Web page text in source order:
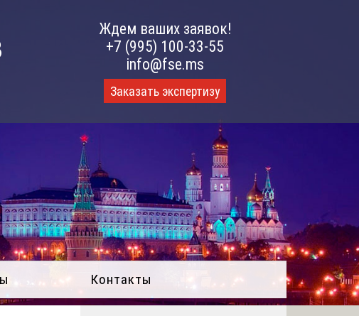
Ждем ваших заявок!
+7 (995) 100-33-55
info@fse.ms
Заказать экспертизу
Контакты